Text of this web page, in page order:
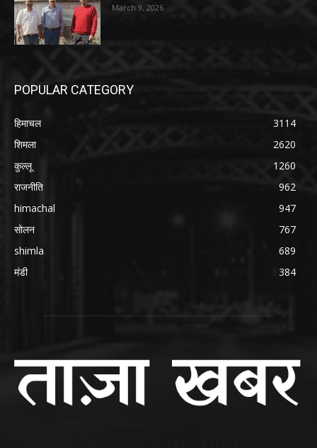
March 9, 2026
POPULAR CATEGORY
हिमाचल
3114
शिमला
2620
कुल्लू
1260
राजनीति
962
himachal
947
सोलन
767
shimla
689
मंडी
384